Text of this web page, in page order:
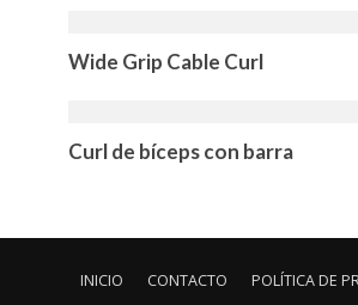
Wide Grip Cable Curl
Curl de bíceps con barra
INICIO CONTACTO POLÍTICA DE